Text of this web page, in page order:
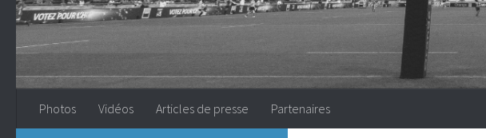
Photos Vidéos Articles de presse Partenaires